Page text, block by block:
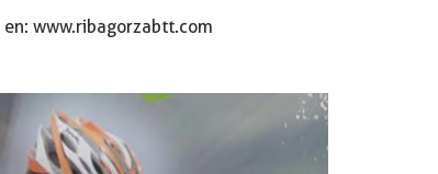
www.ribagorzabtt.com